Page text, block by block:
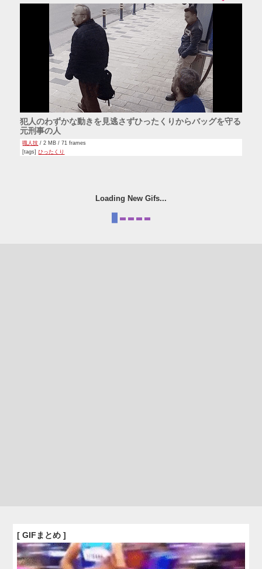
犯人のわずかな動きを見逃さずひったくりからバッグを守る
元刑事の人
職人技 / 2 MB / 71 frames
[tags]ひったくり
Loading New Gifs...
[ GIFまとめ ]